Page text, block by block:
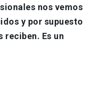
nos vemos
y por supuesto
reciben. Es un